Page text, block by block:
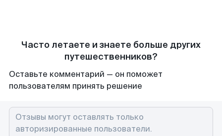
Часто летаете и знаете больше других
путешественников?
Оставьте комментарий — он поможет
пользователям принять решение